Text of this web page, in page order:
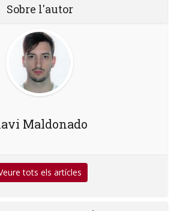
Sobre l'autor
Maldonado
tots els artícles